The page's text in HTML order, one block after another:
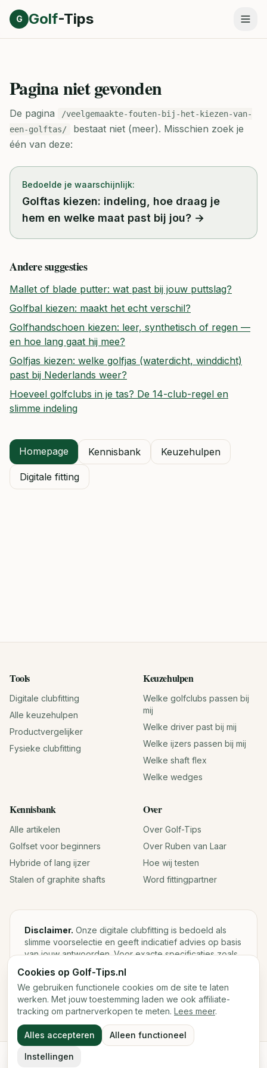
Direct naar inhoud
G Golf-Tips
Pagina niet gevonden
De pagina
/veelgemaakte-fouten-bij-het-kiezen-van-
een-golftas/
bestaat niet (meer). Misschien zoek je
één van deze:
Bedoelde je waarschijnlijk:
Golftas kiezen: indeling, hoe draag je
hem en welke maat past bij jou? →
Andere suggesties
Mallet of blade putter: wat past bij jouw puttslag?
Golfbal kiezen: maakt het echt verschil?
Golfhandschoen kiezen: leer, synthetisch of regen —
en hoe lang gaat hij mee?
Golfjas kiezen: welke golfjas (waterdicht, winddicht)
past bij Nederlands weer?
Hoeveel golfclubs in je tas? De 14-club-regel en
slimme indeling
Homepage Kennisbank Keuzehulpen
Digitale fitting
Tools
Digitale clubfitting
Alle keuzehulpen
Productvergelijker
Fysieke clubfitting
Keuzehulpen
Welke golfclubs passen bij
mij
Welke driver past bij mij
Welke ijzers passen bij mij
Welke shaft flex
Welke wedges
Kennisbank
Alle artikelen
Golfset voor beginners
Hybride of lang ijzer
Stalen of graphite shafts
Over
Over Golf-Tips
Over Ruben van Laar
Hoe wij testen
Word fittingpartner
Disclaimer. Onze digitale clubfitting is bedoeld als
slimme voorselectie en geeft indicatief advies op basis
van jouw antwoorden. Voor exacte specificaties zoals
loft, lie, shaftgewicht en swingweight blijft een fysieke
fitting met launch monitor de beste keuze.
2026Golf-Tips.nl — Het slimste golfadviesplatform van
Nederland.
Cookies op Golf-Tips.nl
We gebruiken functionele cookies om de site te laten
werken. Met jouw toestemming laden we ook affiliate-
tracking om partnerverkopen te meten. Lees meer.
Alles accepteren Alleen functioneel
Instellingen